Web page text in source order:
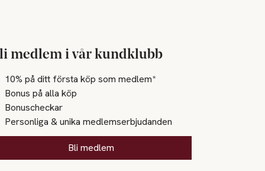
medlem i vår kundklubb
10% på ditt första köp som medlem*
Bonus på alla köp
Bonuscheckar
Personliga & unika medlemserbjudanden
Bli medlem